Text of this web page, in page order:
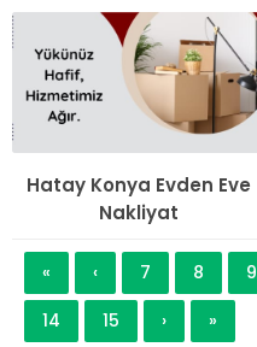
Hatay Konya Evden Eve
Nakliyat
« ‹ 7 8 9
14
15 › »